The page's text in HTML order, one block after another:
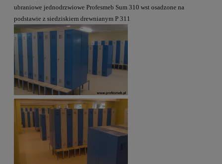
ubraniowe jednodrzwiowe Profesmeb Sum 310 wst osadzone na
podstawie z siedziskiem drewnianym P 311